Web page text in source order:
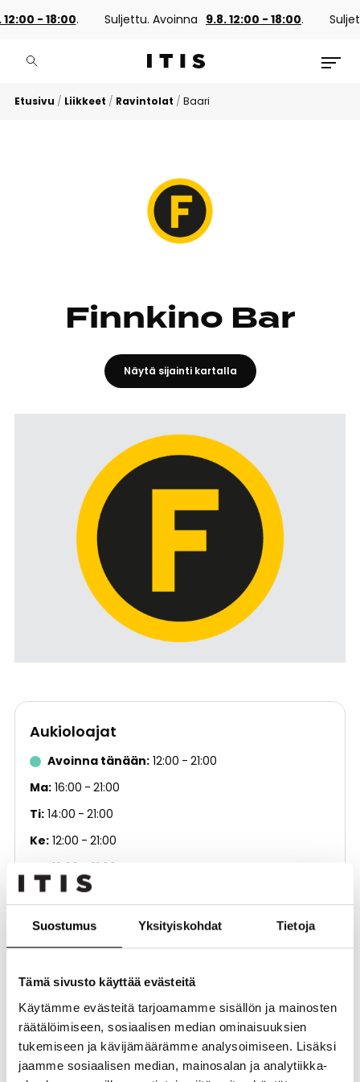
Suostumus Yksityiskohdat Tietoja
Tämä sivusto käyttää evästeitä
Käytämme evästeitä tarjoamamme sisällön ja mainosten
räätälöimiseen, sosiaalisen median ominaisuuksien
tukemiseen ja kävijämäärämme analysoimiseen. Lisäksi
jaamme sosiaalisen median, mainosalan ja analytiikka-
- 18:00. Suljettu. Avoinna 9.8. 12:00 - 18:00.
Etusivu / Liikkeet / Ravintolat / Baari
Finnkino Bar
Näytä sijainti kartalla
Aukioloajat
Avoinna tänään 12:00
21:00
Ma 16:00
21:00
Ti 14:00
21:00
Ke 12:00
21:00
12:00
21:00
Pe
12:00
21:00
La 12:00
21:00
Su 11:30 20:30
Pubit
Kerros 2. kerros
Puhelinnumero
0600 007 007 ( 1,99 €/min +
pvm/mpm )